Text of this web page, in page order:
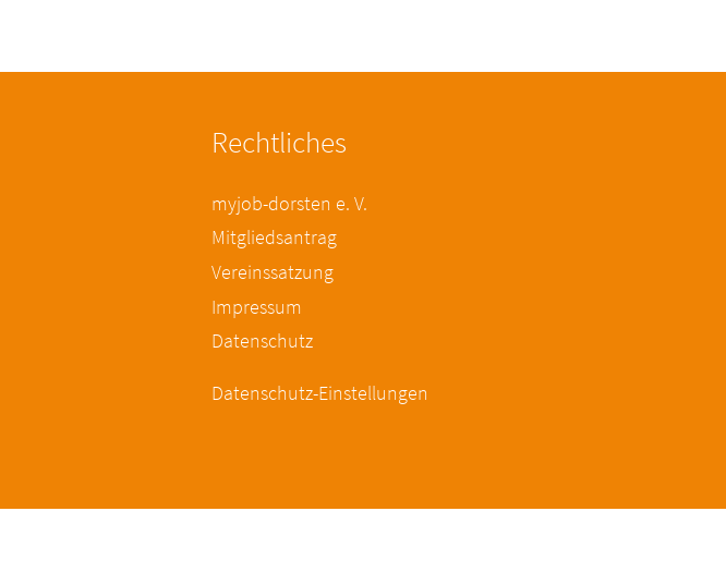
Rechtliches
myjob-dorsten e. V.
Mitgliedsantrag
Vereinssatzung
Impressum
Datenschutz
Datenschutz-Einstellungen